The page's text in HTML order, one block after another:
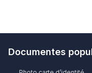
Documentes